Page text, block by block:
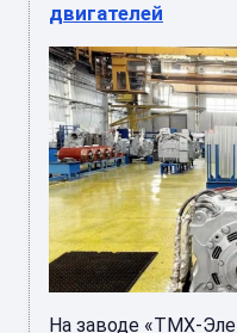
двигателей
На заводе «ТМХ-